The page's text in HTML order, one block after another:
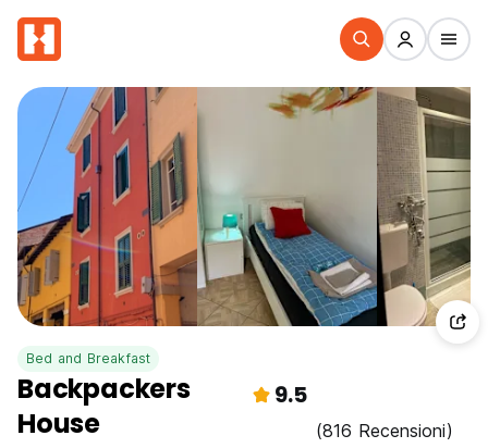
Bed and Breakfast
Backpackers
House
9.5
(816 Recensioni)